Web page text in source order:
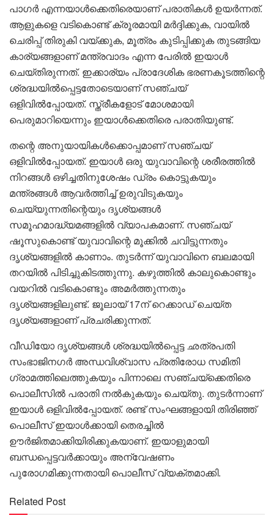
പാഗർ എന്നയാൾക്കെതിരെയാണ് പരാതികൾ ഉയർന്നത്.
ആളുകളെ വടികൊണ്ട് ക്രൂരമായി മർദ്ദിക്കുക, വായിൽ
ചെരിപ്പ് തിരുകി വയ്ക്കുക, മൂത്രം കുടിപ്പിക്കുക തുടങ്ങിയ
കാര്യങ്ങളാണ് മന്ത്രവാദം എന്ന പേരിൽ ഇയാൾ
ചെയ്തിരുന്നത്. ഇക്കാര്യം പ്രാദേശിക ഭരണകൂടത്തിന്റെ
ശ്രദ്ധയിൽപ്പെട്ടതോടെയാണ് സഞ്ചയ്
ഒളിവിൽപ്പോയത്. സ്ത്രീകളോട് മോശമായി
പെരുമാറിയെന്നും ഇയാൾക്കെതിരെ പരാതിയുണ്ട്.
തന്റെ അനുയായികൾക്കൊപ്പമാണ് സഞ്ചയ്
ഒളിവിൽപ്പോയത്. ഇയാൾ ഒരു യുവാവിന്റെ ശരീരത്തിൽ
നിറങ്ങൾ ഒഴിച്ചതിനുശേഷം ഡ്രം കൊട്ടുകയും
മന്ത്രങ്ങൾ ആവർത്തിച്ച് ഉരുവിടുകയും
ചെയ്യുന്നതിന്റെയും ദൃശ്യങ്ങൾ
സമൂഹമാദ്ധ്യമങ്ങളിൽ വ്യാപകമാണ്. സഞ്ചയ്
ഷൂസുകൊണ്ട് യുവാവിന്റെ മൂക്കിൽ ചവിട്ടുന്നതും
ദൃശ്യങ്ങളിൽ കാണാം. തുടർന്ന് യുവാവിനെ ബലമായി
തറയിൽ പിടിച്ചുകിടത്തുന്നു. കഴുത്തിൽ കാലുകൊണ്ടും
വയറിൽ വടികൊണ്ടും അമർത്തുന്നതും
ദൃശ്യങ്ങളിലുണ്ട്. ജൂലായ് 17ന് റെക്കാഡ് ചെയ്ത
ദൃശ്യങ്ങളാണ് പ്രചരിക്കുന്നത്.
വീഡിയോ ദൃശ്യങ്ങൾ ശ്രദ്ധയിൽപ്പെട്ട ഛത്രപതി
സംഭാജിനഗർ അന്ധവിശ്വാസ പ്രതിരോധ സമിതി
ഗ്രാമത്തിലെത്തുകയും പിന്നാലെ സഞ്ചയ്‌ക്കെതിരെ
പൊലീസിൽ പരാതി നൽകുകയും ചെയ്തു. തുടർന്നാണ്
ഇയാൾ ഒളിവിൽപ്പോയത്. രണ്ട് സംഘങ്ങളായി തിരിഞ്ഞ്
പൊലീസ് ഇയാൾക്കായി തെരച്ചിൽ
ഊർജിതമാക്കിയിരിക്കുകയാണ്. ഇയാളുമായി
ബന്ധപ്പെട്ടവർക്കായും അന്വേഷണം
പുരോഗമിക്കുന്നതായി പൊലീസ് വ്യക്തമാക്കി.
Related Post